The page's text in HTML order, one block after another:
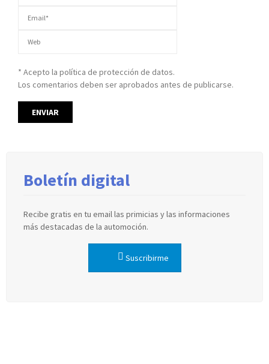
* Acepto la política de protección de datos.
Los comentarios deben ser aprobados antes de publicarse.
Boletín digital
Recibe gratis en tu email las primicias y las informaciones
más destacadas de la automoción.
Suscribirme